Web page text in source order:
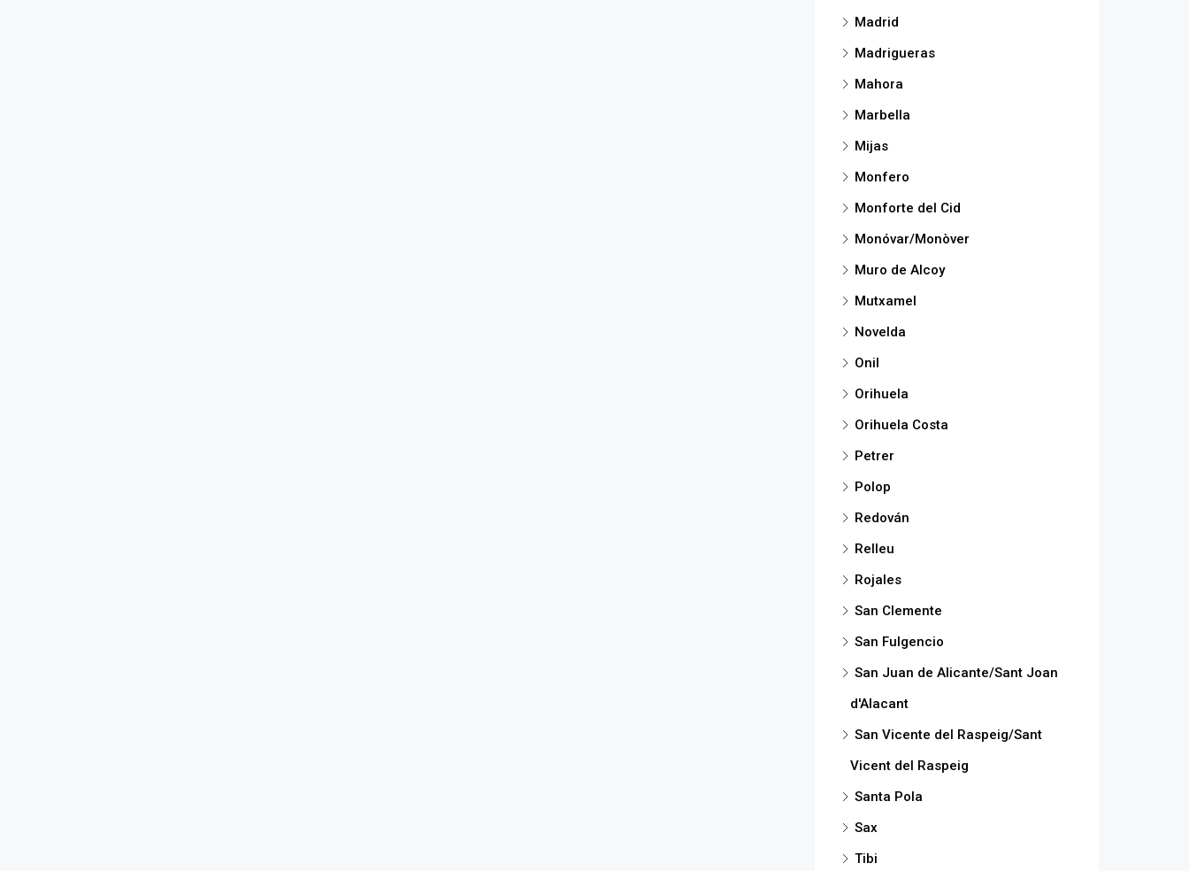
Madrid
Madrigueras
Mahora
Marbella
Mijas
Monfero
Monforte del Cid
Monóvar/Monòver
Muro de Alcoy
Mutxamel
Novelda
Onil
Orihuela
Orihuela Costa
Petrer
Polop
Redován
Relleu
Rojales
San Clemente
San Fulgencio
San Juan de Alicante/Sant Joan
d'Alacant
San Vicente del Raspeig/Sant
Vicent del Raspeig
Santa Pola
Sax
Tibi